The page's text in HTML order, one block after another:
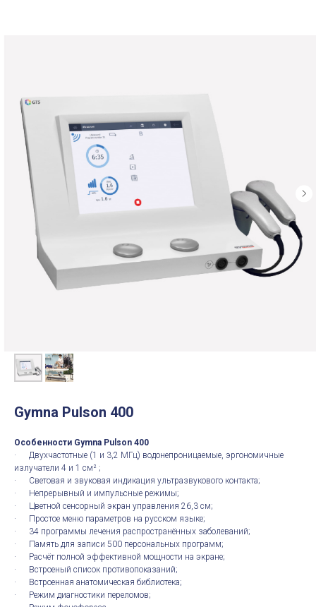
Gymna Pulson 400
Особенности Gymna Pulson 400
· Двухчастотные (1 и 3,2 МГц) водонепроницаемые, эргономичные
излучатели 4 и 1 см² ;
· Световая и звуковая индикация ультразвукового контакта;
· Непрерывный и импульсные режимы;
· Цветной сенсорный экран управления 26,3 см;
· Простое меню параметров на русском языке;
· 34 программы лечения распространённых заболеваний;
· Память для записи 500 персональных программ;
· Расчёт полной эффективной мощности на экране;
· Встроеный список противопоказаний;
· Встроенная анатомическая библиотека;
· Режим диагностики переломов;